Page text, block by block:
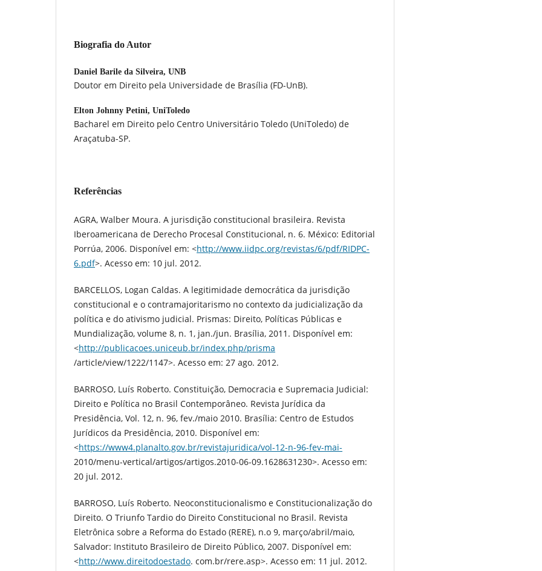
Biografia do Autor
Daniel Barile da Silveira, UNB
Doutor em Direito pela Universidade de Brasília (FD-UnB).
Elton Johnny Petini, UniToledo
Bacharel em Direito pelo Centro Universitário Toledo (UniToledo) de
Araçatuba-SP.
Referências
AGRA, Walber Moura. A jurisdição constitucional brasileira. Revista
Iberoamericana de Derecho Procesal Constitucional, n. 6. México: Editorial
Porrúa, 2006. Disponível em: <http://www.iidpc.org/revistas/6/pdf/RIDPC-
6.pdf>. Acesso em: 10 jul. 2012.
BARCELLOS, Logan Caldas. A legitimidade democrática da jurisdição
constitucional e o contramajoritarismo no contexto da judicialização da
política e do ativismo judicial. Prismas: Direito, Políticas Públicas e
Mundialização, volume 8, n. 1, jan./jun. Brasília, 2011. Disponível em:
<http://publicacoes.uniceub.br/index.php/prisma
/article/view/1222/1147>. Acesso em: 27 ago. 2012.
BARROSO, Luís Roberto. Constituição, Democracia e Supremacia Judicial:
Direito e Política no Brasil Contemporâneo. Revista Jurídica da
Presidência, Vol. 12, n. 96, fev./maio 2010. Brasília: Centro de Estudos
Jurídicos da Presidência, 2010. Disponível em:
<https://www4.planalto.gov.br/revistajuridica/vol-12-n-96-fev-mai-
2010/menu-vertical/artigos/artigos.2010-06-09.1628631230>. Acesso em:
20 jul. 2012.
BARROSO, Luís Roberto. Neoconstitucionalismo e Constitucionalização do
Direito. O Triunfo Tardio do Direito Constitucional no Brasil. Revista
Eletrônica sobre a Reforma do Estado (RERE), n.o 9, março/abril/maio,
Salvador: Instituto Brasileiro de Direito Público, 2007. Disponível em:
<http://www.direitodoestado. com.br/rere.asp>. Acesso em: 11 jul. 2012.